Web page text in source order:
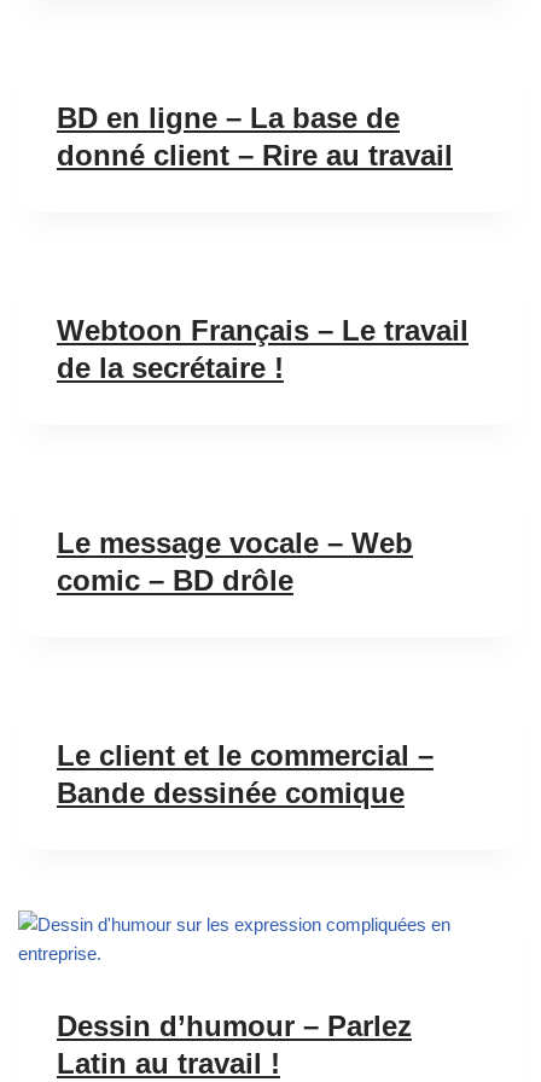
BD en ligne – La base de
donné client – Rire au travail
Webtoon Français – Le travail
de la secrétaire !
Le message vocale – Web
comic – BD drôle
Le client et le commercial –
Bande dessinée comique
Dessin d’humour – Parlez
Latin au travail !